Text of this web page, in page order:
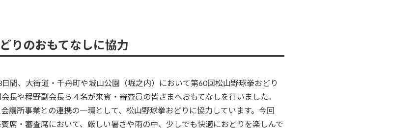
りのおもてなしに協力
間、大街道・千舟町や城山公園（堀之内）において第60回松山野球拳おどり
長や程野副会長ら４名が来賓・審査員の皆さまへおもてなしを行いました。
議所事業との連携の一環として、松山野球拳おどりに協力しています。今回
席・審査席において、厳しい暑さや雨の中、少しでも快適におどりを楽しんで